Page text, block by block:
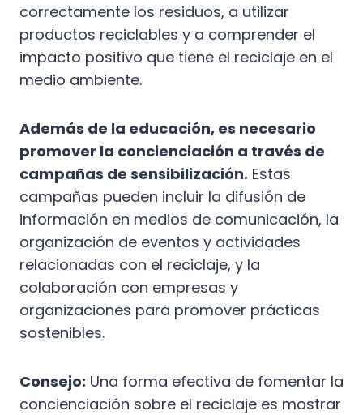
correctamente los residuos, a utilizar
productos reciclables y a comprender el
impacto positivo que tiene el reciclaje en el
medio ambiente.
Además de la educación, es necesario
promover la concienciación a través de
campañas de sensibilización. Estas
campañas pueden incluir la difusión de
información en medios de comunicación, la
organización de eventos y actividades
relacionadas con el reciclaje, y la
colaboración con empresas y
organizaciones para promover prácticas
sostenibles.
Consejo: Una forma efectiva de fomentar la
concienciación sobre el reciclaje es mostrar